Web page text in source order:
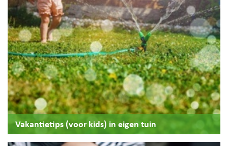
Vakantietips (voor kids) in eigen tuin